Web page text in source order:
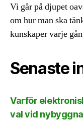
Vi går på djupet
om hur man ska
kunskaper varje
Senaste
Varför
val vid